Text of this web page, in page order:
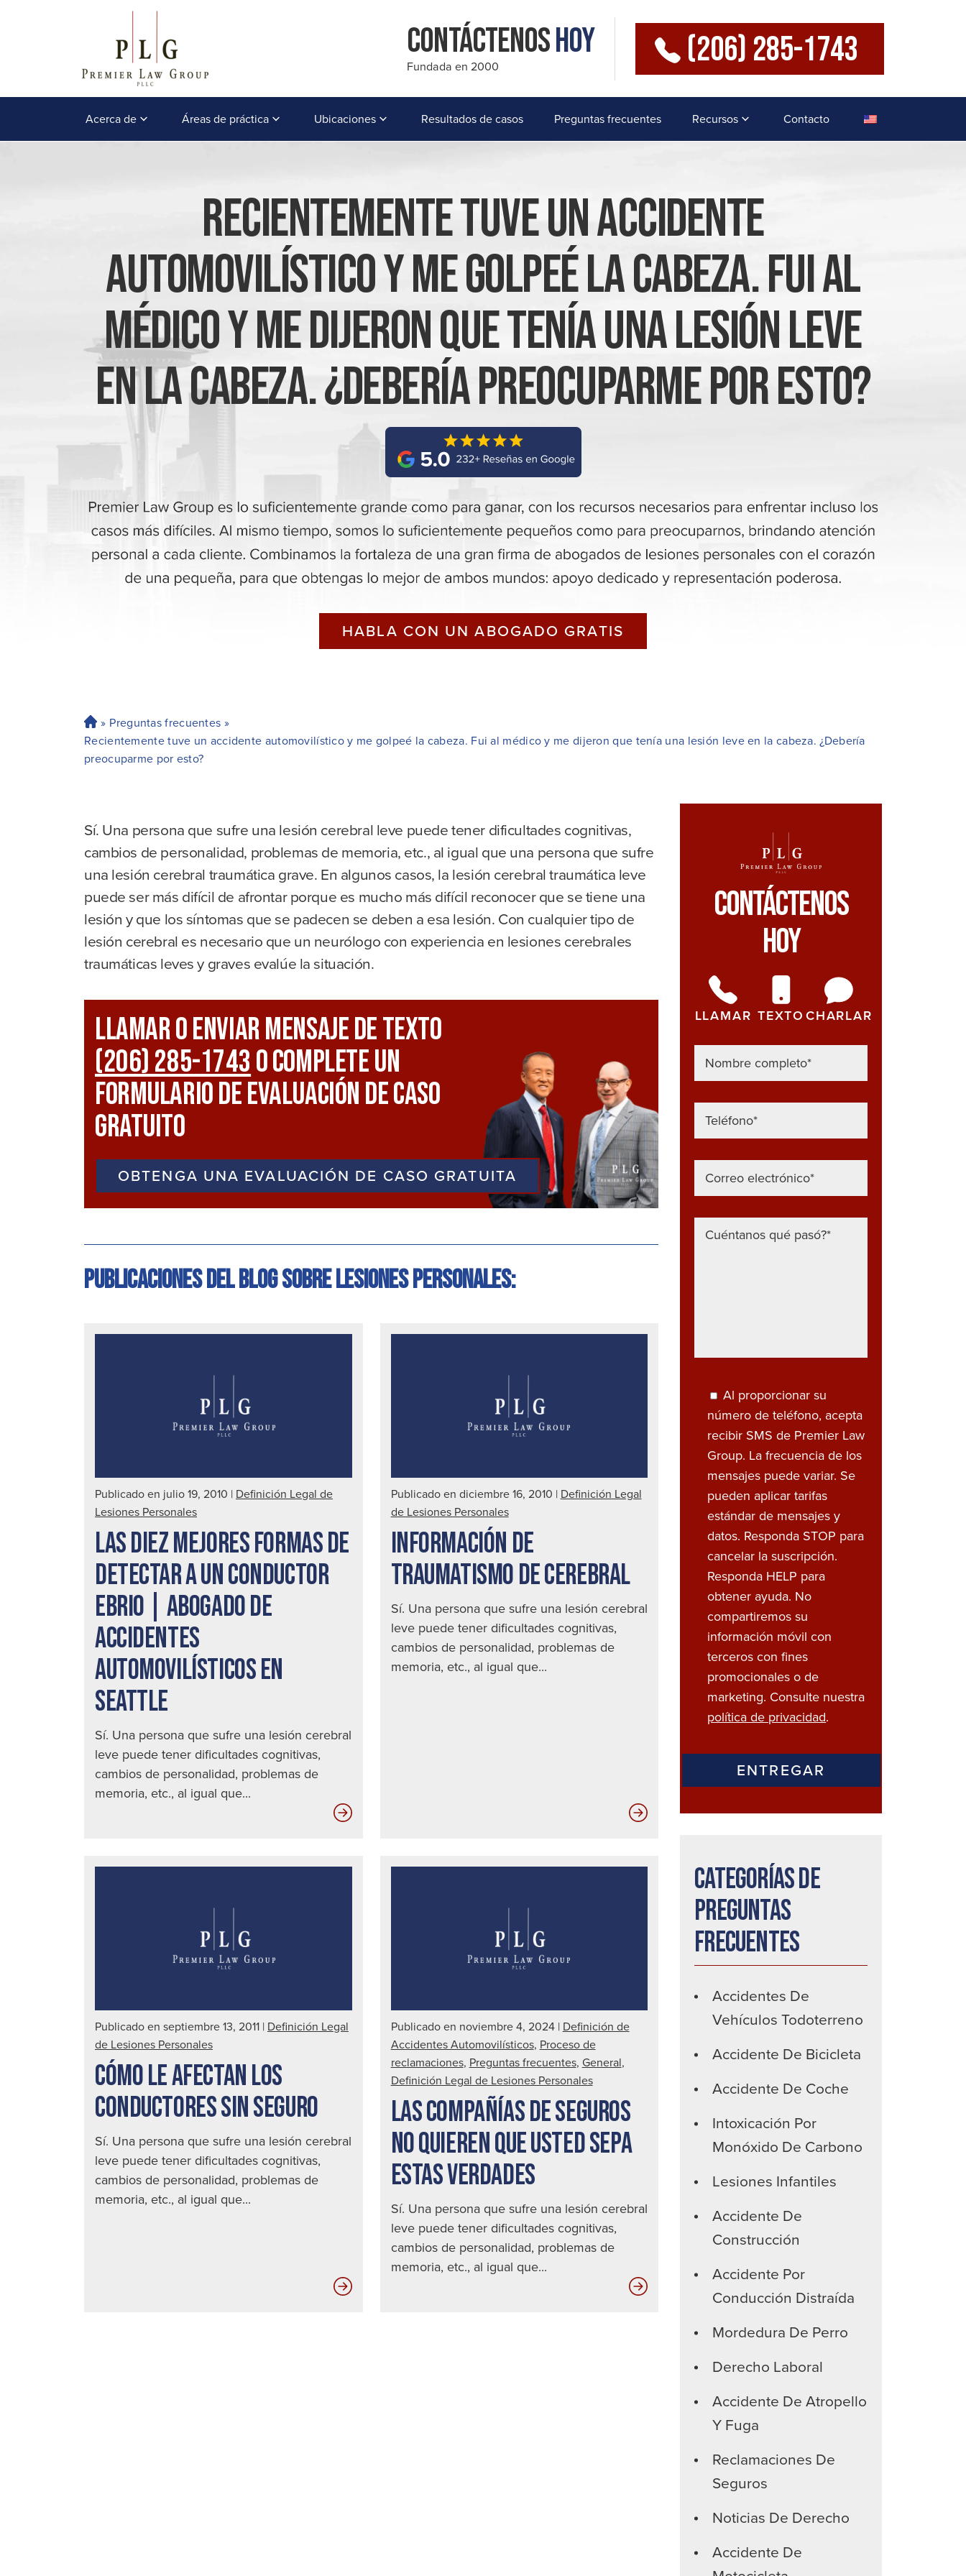
ContáctenosHoy
Fundada en 2000 (206) 285-1743
Acerca de Áreas de práctica Ubicaciones Resultados de casos Preguntas frecuentes Recursos Contacto
Recientemente Tuve Un Accidente
Automovilístico Y Me Golpeé La Cabeza. Fui Al
Médico Y Me Dijeron Que Tenía Una Lesión Leve
En La Cabeza. ¿Debería Preocuparme Por Esto?
HABLA CON UN ABOGADO GRATIS
H
o
ga
» Preguntas frecuentes »
Recientemente tuve un accidente automovilístico y me golpeé la cabeza. Fui al médico y me dijeron que tenía una lesión leve en la cabeza. ¿Debería
preocuparme por esto?
Sí. Una persona que sufre una lesión cerebral leve puede tener dificultades cognitivas,
cambios de personalidad, problemas de memoria, etc., al igual que una persona que sufre
una lesión cerebral traumática grave. En algunos casos, la lesión cerebral traumática leve
puede ser más difícil de afrontar porque es mucho más difícil reconocer que se tiene una
lesión y que los síntomas que se padecen se deben a esa lesión. Con cualquier tipo de
lesión cerebral es necesario que un neurólogo con experiencia en lesiones cerebrales
traumáticas leves y graves evalúe la situación.
Llamar O Enviar Mensaje De Texto
(206) 285-1743O Complete Un
Formulario De Evaluación De Caso
Gratuito
OBTENGA UNA EVALUACIÓN DE CASO GRATUITA
Publicaciones del blog sobre lesiones personales:
Publicado en julio 19, 2010 | Definición Legal de
Lesiones Personales
LAS DIEZ MEJORES FORMAS DE
DETECTAR A UN CONDUCTOR
EBRIO | ABOGADO DE
ACCIDENTES
AUTOMOVILÍSTICOS EN
SEATTLE
Sí. Una persona que sufre una lesión cerebral
leve puede tener dificultades cognitivas,
cambios de personalidad, problemas de
memoria, etc., al igual que...
Las
formas
|
Abogado
accidentes
Publicado en diciembre 16, 2010 | Definición Legal
de Lesiones Personales
INFORMACIÓN DE
TRAUMATISMO DE CEREBRAL
Sí. Una persona que sufre una lesión cerebral
leve puede tener dificultades cognitivas,
cambios de personalidad, problemas de
memoria, etc., al igual que...
Información
de
Publicado en septiembre 13, 2011 | Definición Legal
de Lesiones Personales
CÓMO LE AFECTAN LOS
CONDUCTORES SIN SEGURO
Sí. Una persona que sufre una lesión cerebral
leve puede tener dificultades cognitivas,
cambios de personalidad, problemas de
memoria, etc., al igual que...
Cómo
Publicado en noviembre 4, 2024| Definición de
Accidentes Automovilísticos, Proceso de
reclamaciones, Preguntas frecuentes, General,
Definición Legal de Lesiones Personales
LAS COMPAÑÍAS DE SEGUROS
NO QUIEREN QUE USTED SEPA
ESTAS VERDADES
Sí. Una persona que sufre una lesión cerebral
leve puede tener dificultades cognitivas,
cambios de personalidad, problemas de
memoria, etc., al igual que...
Las
Contáctenos
Hoy
LLAMAR TEXTO CHARLAR
Al proporcionar su
número de teléfono, acepta
recibir SMS de Premier Law
Group. La frecuencia de los
mensajes puede variar. Se
pueden aplicar tarifas
estándar de mensajes y
datos. Responda STOP para
cancelar la suscripción.
Responda HELP para
obtener ayuda. No
compartiremos su
información móvil con
terceros con fines
promocionales o de
marketing. Consulte nuestra
política de privacidad.
Categorías de
preguntas
frecuentes
Accidentes De
Vehículos Todoterreno
Accidente De Bicicleta
Accidente De Coche
Intoxicación Por
Monóxido De Carbono
Lesiones Infantiles
Accidente De
Construcción
Accidente Por
Conducción Distraída
Mordedura De Perro
Derecho Laboral
Accidente De Atropello
Y Fuga
Reclamaciones De
Seguros
Noticias De Derecho
Accidente De